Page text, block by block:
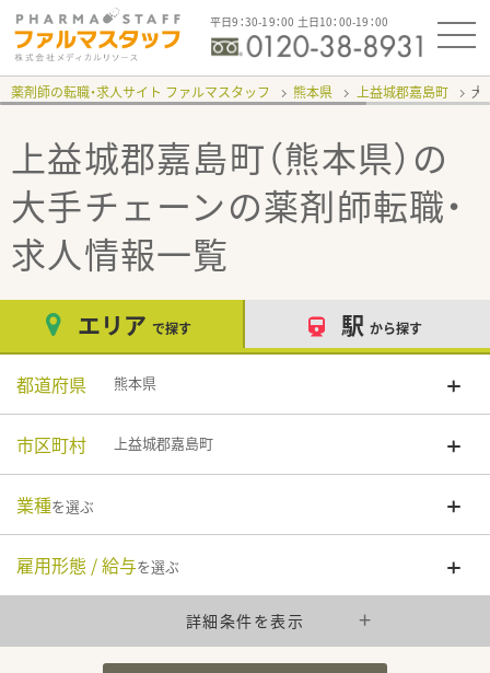
平日9：30-19：00 土日10：00-19：00
薬剤師の転職・求人サイト ファルマスタッフ 熊本県 上益城郡嘉島町 大
上益城郡嘉島町（熊本県）の
大手チェーンの薬剤師転職・
求人情報一覧
エリア で探す 駅 から探す
都道府県 熊本県
市区町村 上益城郡嘉島町
業種を選ぶ
雇用形態 / 給与を選ぶ
詳細条件を表示